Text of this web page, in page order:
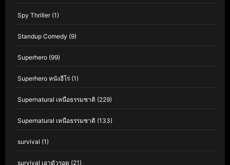
Spy Thriller(1)
Standup Comedy (9)
Superhero (99)
Superhero หนังฮีโร่ (1)
Supernatural เหนือธรรมชาติ (229)
Supernatural เหนือธรรมชาติ (133)
survival (1)
survival เอาตัวรอด (21)